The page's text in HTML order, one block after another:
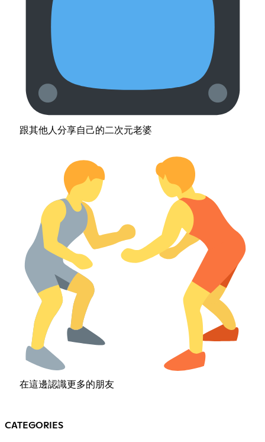
跟其他人分享自己的二次元老婆
在這邊認識更多的朋友
CATEGORIES